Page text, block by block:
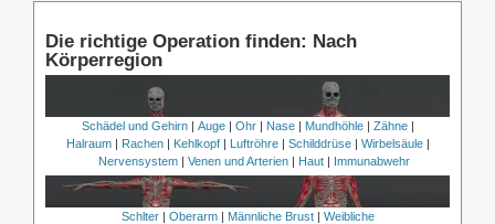
Die richtige Operation finden: Nach
Körperregion
Schädel und Gehirn| Auge| Ohr| Nase| Mundhöhle| Zähne|
Halraum| Rachen| Kehlkopf| Luftröhre| Schilddrüse| Wirbelsäule|
Nervensystem | Venen und Arterien | Haut | Immunabwehr
Schlter| Oberarm| Männliche Brust| Weibliche